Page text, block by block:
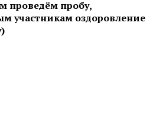
проведём пробу,
участникам оздоровление